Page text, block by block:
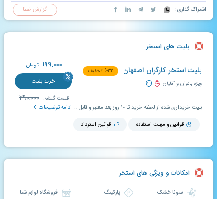
اشتراک گذاری: گزارش خطا
بلیت های استخر
بلیت استخر کارگران اصفهان %۳۲
تخفیف
ویژه بانوان و آقایان
۱۹۹,۰۰۰ تومان
خرید بلیت
قیمت گیشه: ۲۹۰,۰۰۰
بلیت خریداری شده از لحظه خرید تا ۱۰ روز بعد معتبر و قابل استفاده می باشد. قابل استفاده در تمامی سانس های اعلام شده در سایت. ادامه توضیحات
قوانین و مهلت استفاده قوانین استرداد
امکانات و ویژگی های استخر
سونا خشک
پارکینگ
فروشگاه لوازم شنا